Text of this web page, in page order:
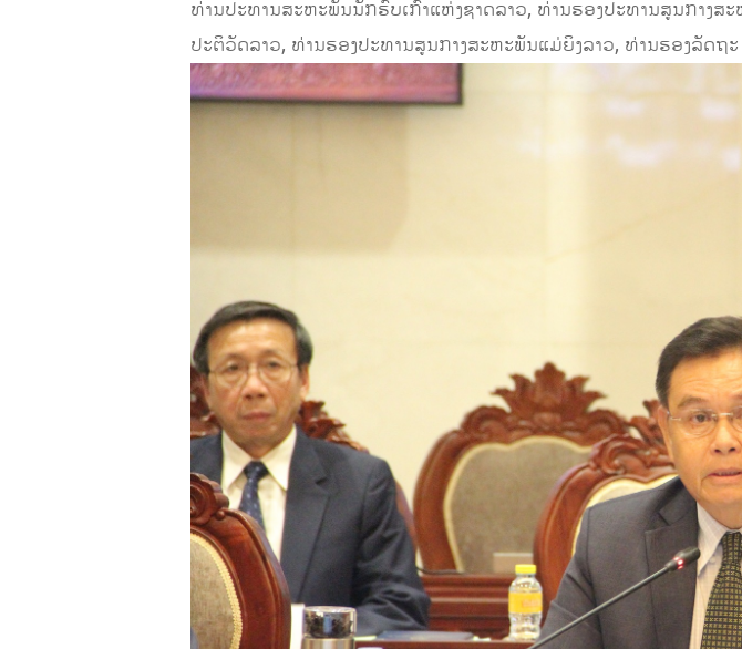
ທ່ານປະທານສະຫະພັນນັກຮົບເກົ່າແຫ່ງຊາດລາວ, ທ່ານຮອງປະທານສູນກາງສ
ປະຕິວັດລາວ, ທ່ານຮອງປະທານສູນກາງສະຫະພັນແມ່ຍິງລາວ, ທ່ານຮອງລັດ